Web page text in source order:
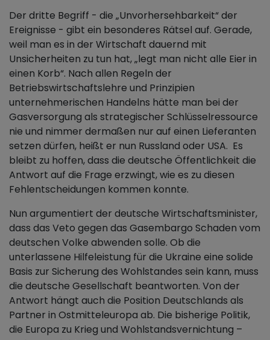
Der dritte Begriff - die „Unvorhersehbarkeit“ der
Ereignisse - gibt ein besonderes Rätsel auf. Gerade,
weil man es in der Wirtschaft dauernd mit
Unsicherheiten zu tun hat, „legt man nicht alle Eier in
einen Korb“. Nach allen Regeln der
Betriebswirtschaftslehre und Prinzipien
unternehmerischen Handelns hätte man bei der
Gasversorgung als strategischer Schlüsselressource
nie und nimmer dermaßen nur auf einen Lieferanten
setzen dürfen, heißt er nun Russland oder USA. Es
bleibt zu hoffen, dass die deutsche Öffentlichkeit die
Antwort auf die Frage erzwingt, wie es zu diesen
Fehlentscheidungen kommen konnte.
Nun argumentiert der deutsche Wirtschaftsminister,
dass das Veto gegen das Gasembargo Schaden vom
deutschen Volke abwenden solle. Ob die
unterlassene Hilfeleistung für die Ukraine eine solide
Basis zur Sicherung des Wohlstandes sein kann, muss
die deutsche Gesellschaft beantworten. Von der
Antwort hängt auch die Position Deutschlands als
Partner in Ostmitteleuropa ab. Die bisherige Politik,
die Europa zu Krieg und Wohlstandsvernichtung –